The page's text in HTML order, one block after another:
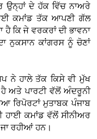
ਉਨ੍ਹਾਂ ਦੇ ਹੱਕ ਵਿੱਚ ਨਾਅਰੇ
ਕਮਾਂਡ ਤੱਕ ਆਪਣੀ ਗੱਲ
ਹੈ ਕਿ ਜੇ ਵਰਕਰਾਂ ਦੀ ਭਾਵਨਾ
ਨੁਕਸਾਨ ਕਾਂਗਰਸ ਨੂੰ ਚੋਣਾਂ
ਨੇ ਹਾਲੇ ਤੱਕ ਕਿਸੇ ਵੀ ਮੁੱਖ
ਹੈ ਅਤੇ ਪਾਰਟੀ ਵੱਲੋਂ ਅੰਦਰੂਨੀ
ਰਿਪੋਰਟਾਂ ਮੁਤਾਬਕ ਪੰਜਾਬ
ਹਾਈ ਕਮਾਂਡ ਵੱਲੋਂ ਸੀਨੀਅਰ
ਰਹੀਆਂ ਹਨ।